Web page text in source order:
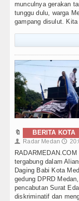
munculnya gerakan
tunggu dulu, warga
gampang disulut.
🔖 BERITA KOTA
👤 Radar Medan 🕔
tergabung dalam
Daging Babi Kota
gedung DPRD
pencabutan Surat
diskriminatif dan